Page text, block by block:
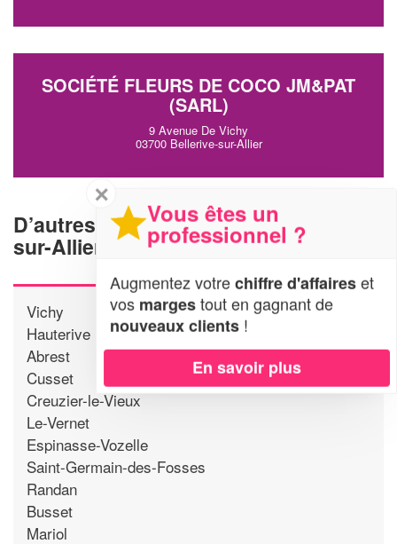
SOCIÉTÉ FLEURS DE COCO JM&PAT
(SARL)
9 Avenue De Vichy
03700 Bellerive-sur-Allier
D’autres agences proche de Bellerive-
sur-Allier
Vichy
Hauterive
Abrest
Cusset
Creuzier-le-Vieux
Le-Vernet
Espinasse-Vozelle
Saint-Germain-des-Fosses
Randan
Busset
Mariol
✕
Vous êtes un
professionnel ?
Augmentez votrechiffre d'affaireset
vos margestout en gagnant de
nouveaux clients !
En savoir plus